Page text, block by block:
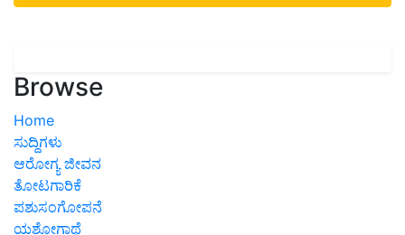
Browse
Home
ಸುದ್ದಿಗಳು
ಆರೋಗ್ಯ ಜೀವನ
ತೋಟಗಾರಿಕೆ
ಪಶುಸಂಗೋಪನೆ
ಯಶೋಗಾಥೆ